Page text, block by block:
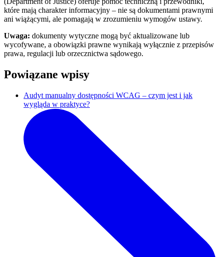
które mają charakter informacyjny – nie są dokumentami prawnymi
ani wiążącymi, ale pomagają w zrozumieniu wymogów ustawy.
Uwaga: dokumenty wytyczne mogą być aktualizowane lub
wycofywane, a obowiązki prawne wynikają wyłącznie z przepisów
prawa, regulacji lub orzecznictwa sądowego.
Powiązane wpisy
Audyt manualny dostępności WCAG – czym jest i jak
wygląda w praktyce?